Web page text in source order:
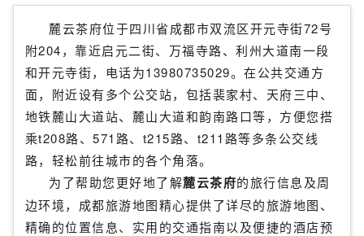
麓云茶府位于四川省成都市双流区开元寺街72号
附204，靠近启元二街、万福寺路、利州大道南一段
和开元寺街，电话为13980735029。在公共交通方
面，附近设有多个公交站，包括裴家村、天府三中、
地铁麓山大道站、麓山大道和韵南路口等，方便您搭
乘t208路、571路、t215路、t211路等多条公交线
路，轻松前往城市的各个角落。
为了帮助您更好地了解麓云茶府的旅行信息及周
边环境，成都旅游地图精心提供了详尽的旅游地图、
精确的位置信息、实用的交通指南以及便捷的酒店预